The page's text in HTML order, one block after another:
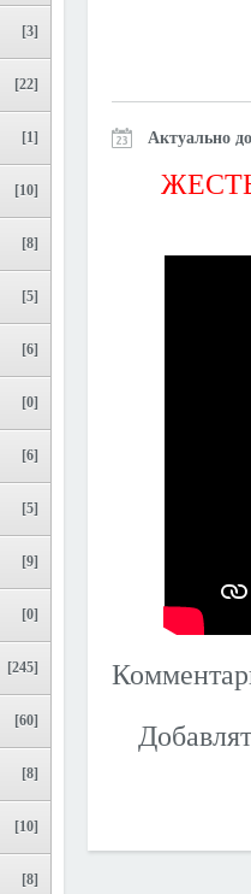
[3]
[22]
[1]
[10]
[8]
[5]
[6]
[0]
[6]
[5]
[9]
[0]
[245]
[60]
[8]
[10]
[8]
Актуально